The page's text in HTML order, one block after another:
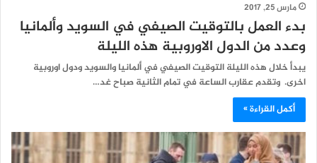
مارس 25, 2017
بدء العمل بالتوقيت الصيفي في السويد وألمانيا
وعدد من الدول الاوروبية هذه الليلة
يبدأ خلال هذه الليلة التوقيت الصيفي في ألمانيا والسويد ودول اوروبية
اخرى. وتقدم عقارب الساعة في تمام الثانية صباح غد…
أكمل القراءة »